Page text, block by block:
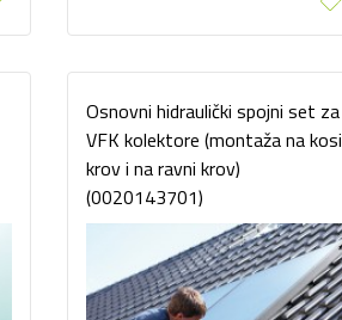
Osnovni hidraulički spojni set za
VFK kolektore (montaža na kosi
krov i na ravni krov)
(0020143701)